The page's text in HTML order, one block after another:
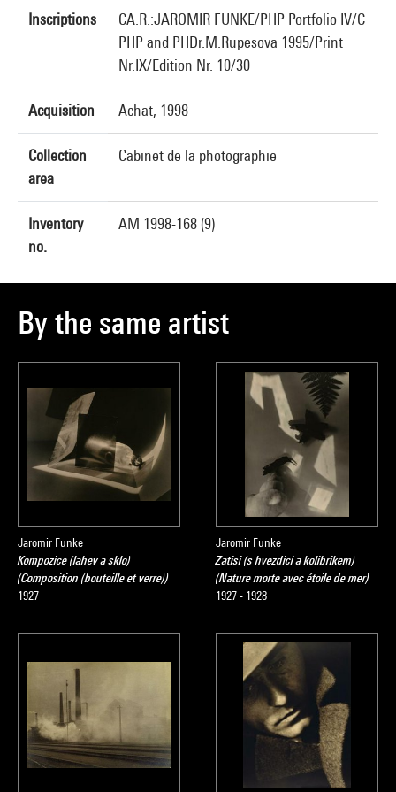
Inscriptions
CA.R.:JAROMIR FUNKE/PHP Portfolio IV/C
PHP and PHDr.M.Rupesova 1995/Print
Nr.IX/Edition Nr. 10/30
Acquisition Achat, 1998
Collection
area
Cabinet de la photographie
Inventory
no.
AM 1998-168 (9)
By the same artist
Jaromir Funke
Kompozice (lahev a sklo)
(Composition (bouteille et verre))
1927
Jaromir Funke
Zatisi (s hvezdici a kolibrikem)
(Nature morte avec étoile de mer)
1927 - 1928